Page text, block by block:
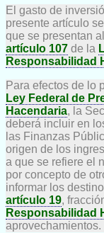
El gasto de
presente artículo
que se presentan
artículo 107 de la
Responsabilidad
Para efectos de lo
Ley Federal de
Hacendaria, la
deberá incluir en
las Finanzas
origen de los
a que se refiere el
por concepto de
informar los
artículo 19,
Responsabilidad
aprovechamientos.